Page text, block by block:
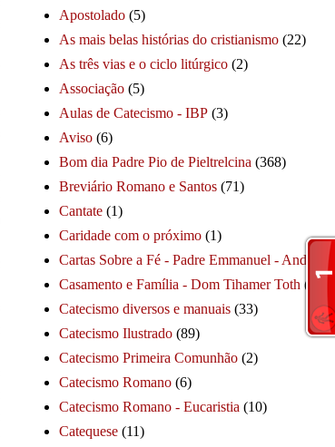
Apostolado (5)
As mais belas histórias do cristianismo (22)
As três vias e o ciclo litúrgico (2)
Associação (5)
Aulas de Catecismo - IBP (3)
Aviso (6)
Bom dia Padre Pio de Pieltrelcina (368)
Breviário Romano e Santos (71)
Cantate (1)
Caridade com o próximo (1)
Cartas Sobre a Fé - Padre Emmanuel - André
Casamento e Família - Dom Tihamer Toth (115)
Catecismo diversos e manuais (33)
Catecismo Ilustrado (89)
Catecismo Primeira Comunhão (2)
Catecismo Romano (6)
Catecismo Romano - Eucaristia (10)
Catequese (11)